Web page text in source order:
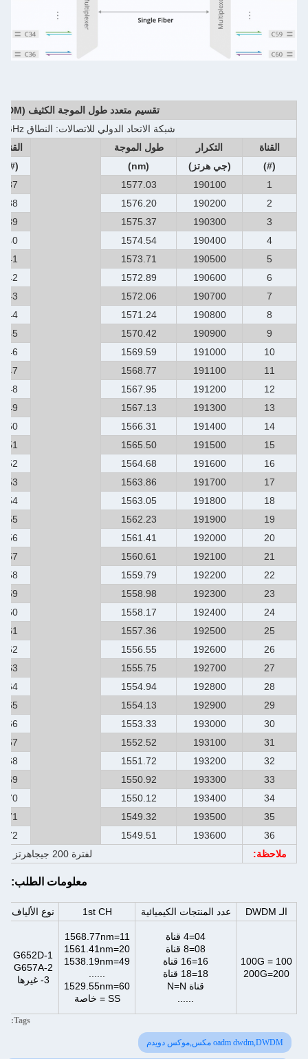
تقسيم متعدد طول الموجة الكثيف (DWDM)
شبكة الاتحاد الدولي للاتصالات: النطاق C، 100 GHz
القناة
التكرار طول الموجة
القناة
(#)
(جي هرتز) (nm)
(#)
1
190100
1577.03
37
2
190200
1576.20
38
3
190300
1575.37
39
4
190400
1574.54
40
5
190500
1573.71
41
6
190600
1572.89
42
7
190700
1572.06
43
8
190800
1571.24
44
9
190900
1570.42
45
10
191000
1569.59
46
11
191100
1568.77
47
12
191200
1567.95
48
13
191300
1567.13
49
14
191400
1566.31
50
15
191500
1565.50
51
16
191600
1564.68
52
17
191700
1563.86
53
18
191800
1563.05
54
19
191900
1562.23
55
20
192000
1561.41
56
21
192100
1560.61
57
22
192200
1559.79
58
23
192300
1558.98
59
24
192400
1558.17
60
25
192500
1557.36
61
26
192600
1556.55
62
27
192700
1555.75
63
28
192800
1554.94
64
29
192900
1554.13
65
30
193000
1553.33
66
31
193100
1552.52
67
32
193200
1551.72
68
33
193300
1550.92
69
34
193400
1550.12
70
35
193500
1549.32
71
36
193600
1549.51
72
ملاحظة:
لفترة 200 جيجاهرتز استخدام إما القنوات غير العادية أو حتى.
معلومات الطلب:
الـ DWDM عدد المنتجات الكيميائية 1st CH نوع الألياف
100 = 100G
200=200G
04=4 قناة
08=8 قناة
16=16 قناة
18=18 قناة
قناة N=N
......
11=1568.77nm
20=1561.41nm
49=1538.19nm
......
60=1529.55nm
SS = خاصة
1-G652D
2-G657A
3- غيرها
Tags:
oadm dwdm,DWDM مكس,موكس دويدم